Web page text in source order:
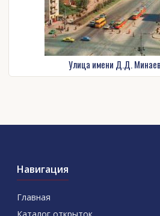
Улица имени Д.Д.
Навигация
Главная